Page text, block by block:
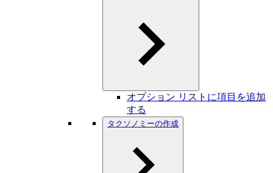
オプション リストに項目を追加
する
タクソノミーの作成